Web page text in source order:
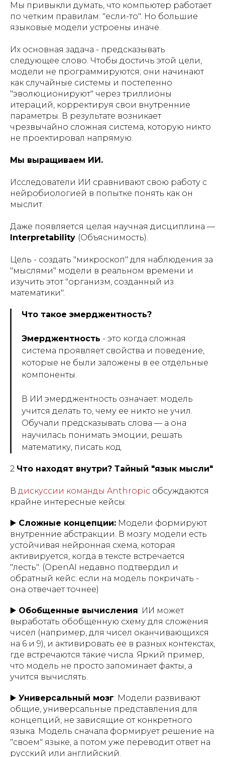
Мы привыкли думать, что компьютер работает
по четким правилам: "если-то". Но большие
языковые модели устроены иначе.
Их основная задача - предсказывать
следующее слово. Чтобы достичь этой цели,
модели не программируются; они начинают
как случайные системы и постепенно
"эволюционируют" через триллионы
итераций, корректируя свои внутренние
параметры. В результате возникает
чрезвычайно сложная система, которую никто
не проектировал напрямую.
Мы выращиваем ИИ.
Исследователи ИИ сравнивают свою работу с
нейробиологией в попытке понять как он
мыслит.
Даже появляется целая научная дисциплина —
Interpretability (Объяснимость).
Цель - создать "микроскоп" для наблюдения за
"мыслями" модели в реальном времени и
изучить этот "организм, созданный из
математики".
Что такое эмерджентность?
Эмерджентность - это когда сложная
система проявляет свойства и поведение,
которые не были заложены в ее отдельные
компоненты.
В ИИ эмерджентность означает: модель
учится делать то, чему ее никто не учил.
Обучали предсказывать слова — а она
научилась понимать эмоции, решать
математику, писать код.
2️ Что находят внутри? Тайный "язык мысли"
В дискуссии команды Anthropic обсуждаются
крайне интересные кейсы:
▶️ Сложные концепции: Модели формируют
внутренние абстракции. В мозгу модели есть
устойчивая нейронная схема, которая
активируется, когда в тексте встречается
"лесть". (OpenAI недавно подтвердил и
обратный кейс: если на модель покричать -
она отвечает точнее)
▶️ Обобщенные вычисления: ИИ может
выработать обобщенную схему для сложения
чисел (например, для чисел оканчивающихся
на 6 и 9), и активировать ее в разных контекстах,
где встречаются такие числа. Яркий пример,
что модель не просто запоминает факты, а
учится вычислять.
▶️ Универсальный мозг: Модели развивают
общие, универсальные представления для
концепций, не зависящие от конкретного
языка. Модель сначала формирует решение на
"своем" языке, а потом уже переводит ответ на
русский или английский.